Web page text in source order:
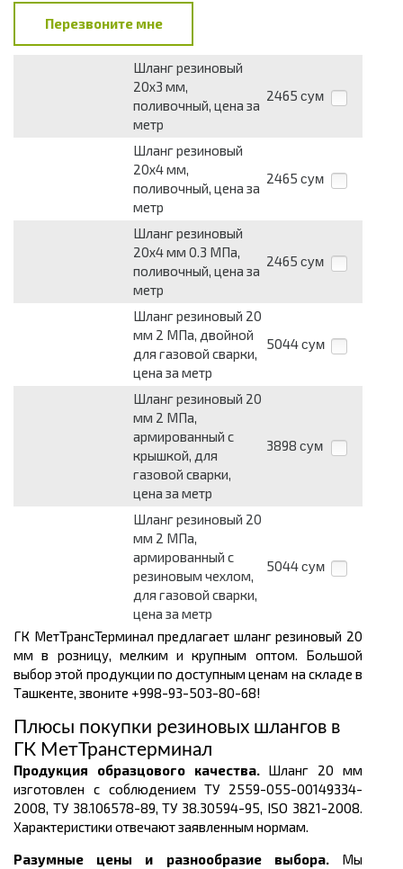
Перезвоните мне
Шланг резиновый
20x3 мм,
поливочный, цена за
метр
2465 сум
Шланг резиновый
20x4 мм,
поливочный, цена за
метр
2465 сум
Шланг резиновый
20x4 мм 0.3 МПа,
поливочный, цена за
метр
2465 сум
Шланг резиновый 20
мм 2 МПа, двойной
для газовой сварки,
цена за метр
5044 сум
Шланг резиновый 20
мм 2 МПа,
армированный с
крышкой, для
газовой сварки,
цена за метр
3898 сум
Шланг резиновый 20
мм 2 МПа,
армированный с
резиновым чехлом,
для газовой сварки,
цена за метр
5044 сум
ГК МетТрансТерминал предлагает шланг резиновый 20
мм в розницу, мелким и крупным оптом. Большой
выбор этой продукции по доступным ценам на складе в
Ташкенте, звоните +998-93-503-80-68!
Плюсы покупки резиновых шлангов в
ГК МетТранстерминал
Продукция образцового качества.Шланг 20 мм
изготовлен с соблюдением ТУ 2559-055-00149334-
2008, ТУ 38.106578-89, ТУ 38.30594-95, ISO 3821-2008.
Характеристики отвечают заявленным нормам.
Разумные цены и разнообразие выбора.Мы